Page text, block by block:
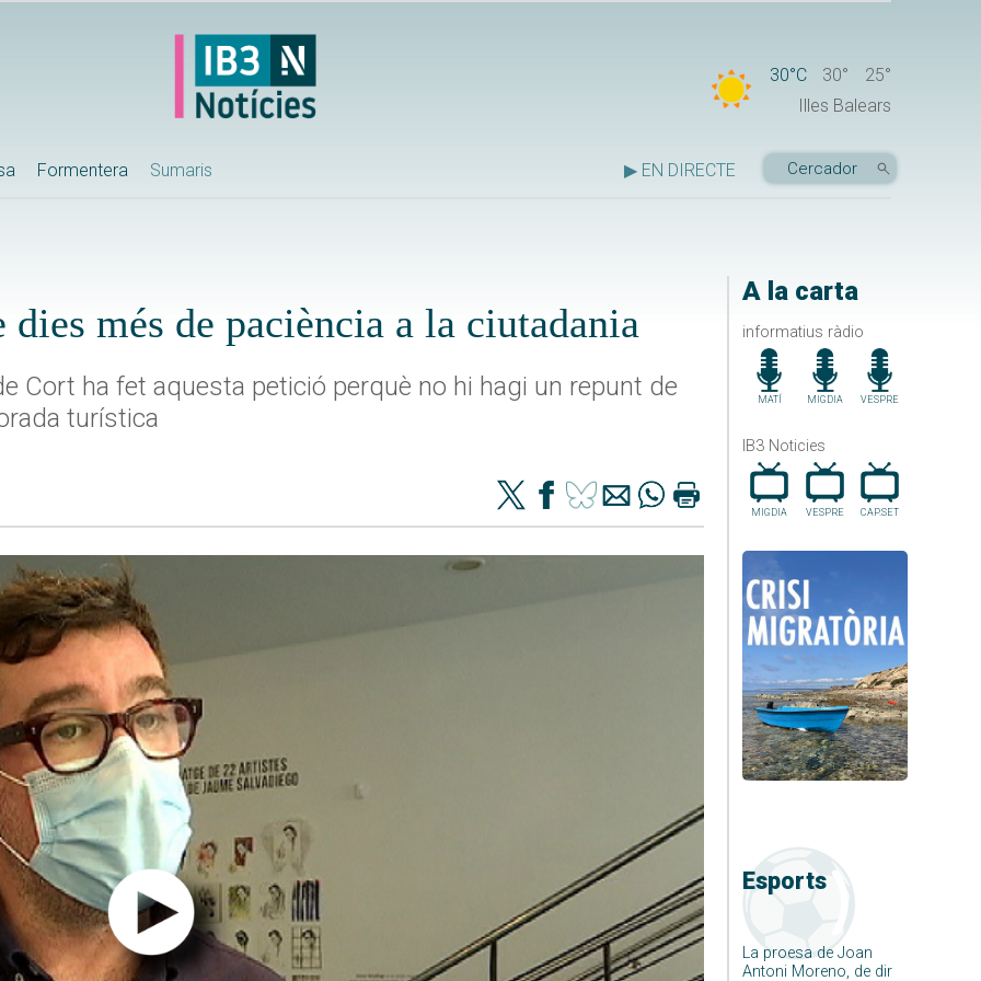
30°C 30°
25°
Illes Balears
Formentera Sumaris ▶ EN DIRECTE
A la carta
informatius ràdio
MATÍ MIGDIA VESPRE
IB3 Noticies
MIGDIA VESPRE CAP.SET
Esports
La proesa de Joan
Antoni Moreno, de dir
més de paciència a la ciutadania
Cort ha fet aquesta petició perquè no hi hagi un repunt de
turística